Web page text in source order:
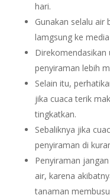
hari.
Gunakan selalu air
lamgsung ke
Direkomendasikan
penyiraman lebih
Selain itu,
jika cuaca terik
tingkatkan.
Sebaliknya jika
penyiraman di
Penyiraman
air, karena
tanaman